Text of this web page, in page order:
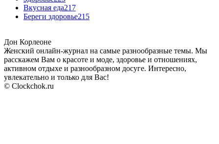
Вкусная еда217
Береги здоровье215
Дон Корлеоне
Женский онлайн-журнал на самые разнообразные темы. Мы
расскажем Вам о красоте и моде, здоровье и отношениях,
активном отдыхе и разнообразном досуге. Интересно,
увлекательно и только для Вас!
© Clockchok.ru